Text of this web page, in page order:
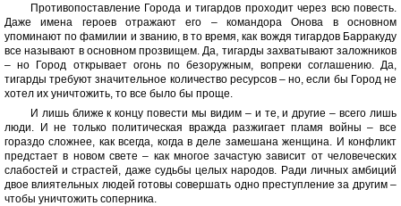
Противопоставление Города и тигардов проходит через всю повесть.
Даже имена героев отражают его – командора Онова в основном
упоминают по фамилии и званию, в то время, как вождя тигардов Барракуду
все называют в основном прозвищем. Да, тигарды захватывают заложников
– но Город открывает огонь по безоружным, вопреки соглашению. Да,
тигарды требуют значительное количество ресурсов – но, если бы Город не
хотел их уничтожить, то все было бы проще.
И лишь ближе к концу повести мы видим – и те, и другие – всего лишь
люди. И не только политическая вражда разжигает пламя войны – все
гораздо сложнее, как всегда, когда в деле замешана женщина. И конфликт
предстает в новом свете – как многое зачастую зависит от человеческих
слабостей и страстей, даже судьбы целых народов. Ради личных амбиций
двое влиятельных людей готовы совершать одно преступление за другим –
чтобы уничтожить соперника.